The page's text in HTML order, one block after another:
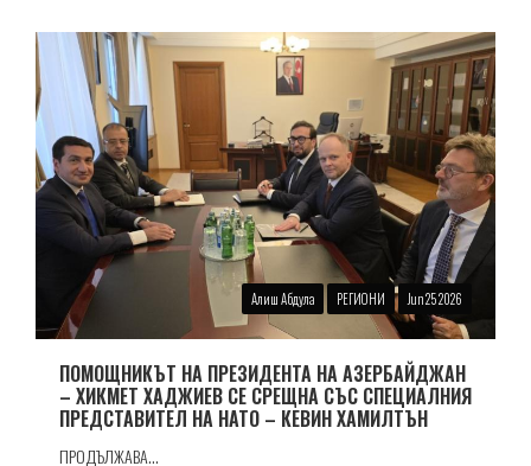
Алиш Абдула РЕГИОНИ Jun 25 2026
ПОМОЩНИКЪТ НА ПРЕЗИДЕНТА НА АЗЕРБАЙДЖАН
– ХИКМЕТ ХАДЖИЕВ СЕ СРЕЩНА СЪС СПЕЦИАЛНИЯ
ПРЕДСТАВИТЕЛ НА НАТО – КЕВИН ХАМИЛТЪН
ПРОДЪЛЖАВА...